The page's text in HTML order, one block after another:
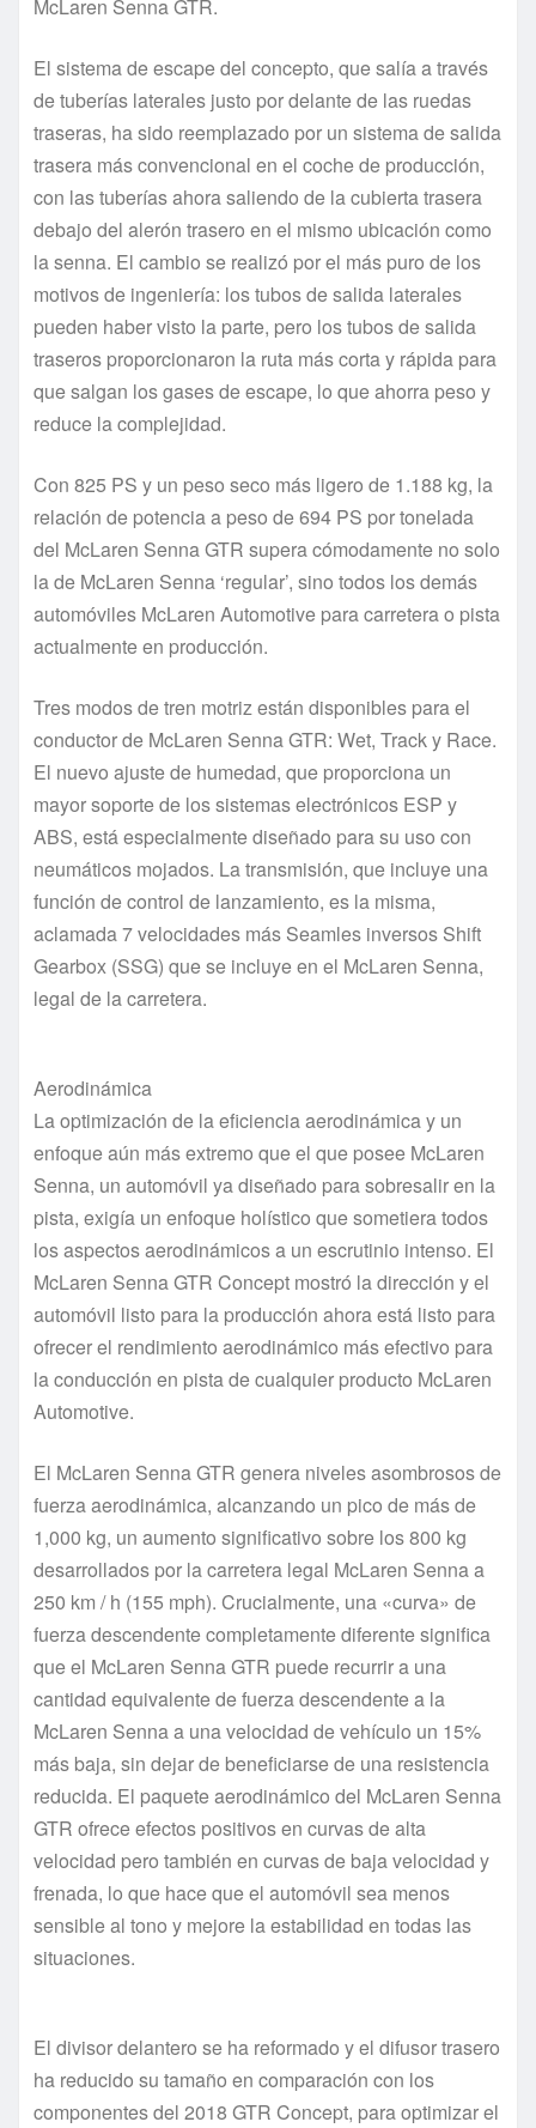
McLaren Senna GTR.
El sistema de escape del concepto, que salía a través
de tuberías laterales justo por delante de las ruedas
traseras, ha sido reemplazado por un sistema de salida
trasera más convencional en el coche de producción,
con las tuberías ahora saliendo de la cubierta trasera
debajo del alerón trasero en el mismo ubicación como
la senna. El cambio se realizó por el más puro de los
motivos de ingeniería: los tubos de salida laterales
pueden haber visto la parte, pero los tubos de salida
traseros proporcionaron la ruta más corta y rápida para
que salgan los gases de escape, lo que ahorra peso y
reduce la complejidad.
Con 825 PS y un peso seco más ligero de 1.188 kg, la
relación de potencia a peso de 694 PS por tonelada
del McLaren Senna GTR supera cómodamente no solo
la de McLaren Senna ‘regular’, sino todos los demás
automóviles McLaren Automotive para carretera o pista
actualmente en producción.
Tres modos de tren motriz están disponibles para el
conductor de McLaren Senna GTR: Wet, Track y Race.
El nuevo ajuste de humedad, que proporciona un
mayor soporte de los sistemas electrónicos ESP y
ABS, está especialmente diseñado para su uso con
neumáticos mojados. La transmisión, que incluye una
función de control de lanzamiento, es la misma,
aclamada 7 velocidades más Seamles inversos Shift
Gearbox (SSG) que se incluye en el McLaren Senna,
legal de la carretera.
Aerodinámica
La optimización de la eficiencia aerodinámica y un
enfoque aún más extremo que el que posee McLaren
Senna, un automóvil ya diseñado para sobresalir en la
pista, exigía un enfoque holístico que sometiera todos
los aspectos aerodinámicos a un escrutinio intenso. El
McLaren Senna GTR Concept mostró la dirección y el
automóvil listo para la producción ahora está listo para
ofrecer el rendimiento aerodinámico más efectivo para
la conducción en pista de cualquier producto McLaren
Automotive.
El McLaren Senna GTR genera niveles asombrosos de
fuerza aerodinámica, alcanzando un pico de más de
1,000 kg, un aumento significativo sobre los 800 kg
desarrollados por la carretera legal McLaren Senna a
250 km / h (155 mph). Crucialmente, una «curva» de
fuerza descendente completamente diferente significa
que el McLaren Senna GTR puede recurrir a una
cantidad equivalente de fuerza descendente a la
McLaren Senna a una velocidad de vehículo un 15%
más baja, sin dejar de beneficiarse de una resistencia
reducida. El paquete aerodinámico del McLaren Senna
GTR ofrece efectos positivos en curvas de alta
velocidad pero también en curvas de baja velocidad y
frenada, lo que hace que el automóvil sea menos
sensible al tono y mejore la estabilidad en todas las
situaciones.
El divisor delantero se ha reformado y el difusor trasero
ha reducido su tamaño en comparación con los
componentes del 2018 GTR Concept, para optimizar el